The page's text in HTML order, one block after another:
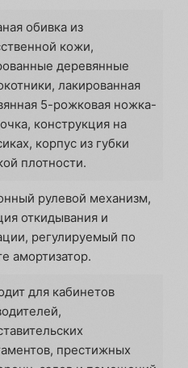
обивка из
кожи,
деревянные
лакированная
5-рожковая ножка-
конструкция на
корпус из губки
плотности.
рулевой механизм,
откидывания и
регулируемый по
амортизатор.
для кабинетов
престижных